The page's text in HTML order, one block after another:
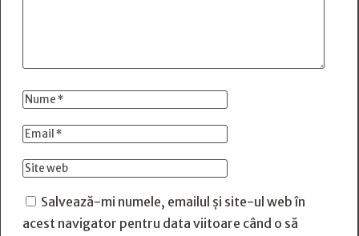
Salvează-mi numele, emailul și site-ul web în
acest navigator pentru data viitoare când o să